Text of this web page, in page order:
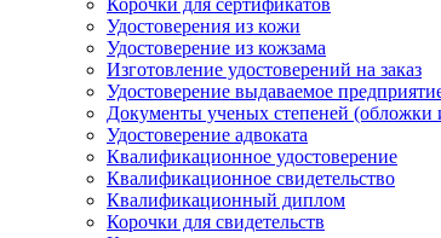
Корочки для сертификатов
Удостоверения из кожи
Удостоверение из кожзама
Изготовление удостоверений на заказ
Удостоверение выдаваемое
Документы ученых степеней (обложки
Удостоверение адвоката
Квалификационное удостоверение
Квалификационное свидетельство
Квалификационный диплом
Корочки для свидетельств